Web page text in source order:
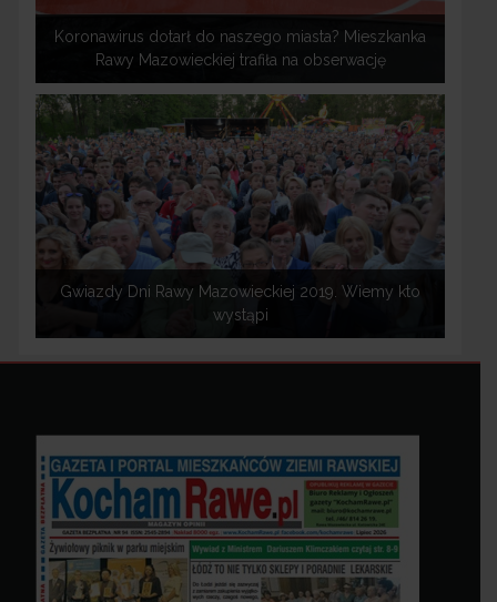
Koronawirus dotarł do naszego miasta? Mieszkanka
Rawy Mazowieckiej trafiła na obserwację
Gwiazdy Dni Rawy Mazowieckiej 2019. Wiemy kto
wystąpi